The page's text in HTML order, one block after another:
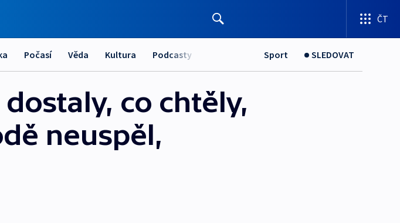
ČT
Počasí Věda Kultura Podcasty Sport SLEDOVAT
co chtěly,
neuspěl,